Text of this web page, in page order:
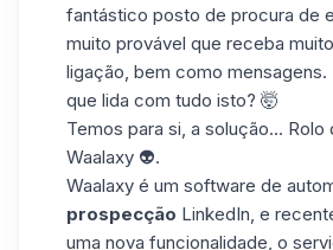
fantástico posto de procura de
muito provável que receba
ligação, bem como
que lida com tudo isto? 🤯
Temos para si, a solução... Rolo
Waalaxy 👽.
Waalaxy é um software de
prospecção LinkedIn, e
uma nova funcionalidade, o